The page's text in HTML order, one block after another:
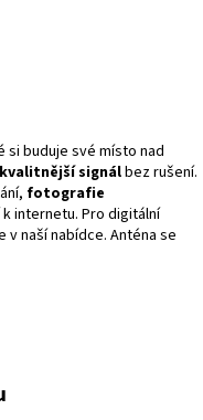
si buduje své místo nad
kvalitnější signálbez rušení.
fotografie
internetu. Pro digitální
naší nabídce. Anténa se